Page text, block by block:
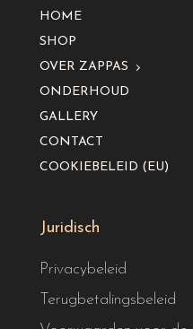
HOME
SHOP
OVER ZAPPAS
ONDERHOUD
GALLERY
CONTACT
COOKIEBELEID (EU)
Juridisch
Privacybeleid
Terugbetalingsbeleid